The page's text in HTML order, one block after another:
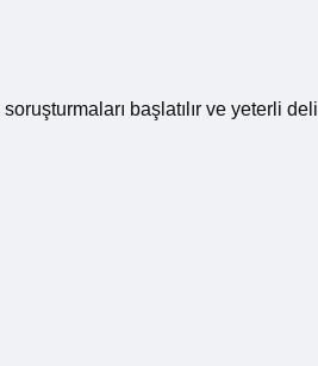
başlatılır ve yeterli delil